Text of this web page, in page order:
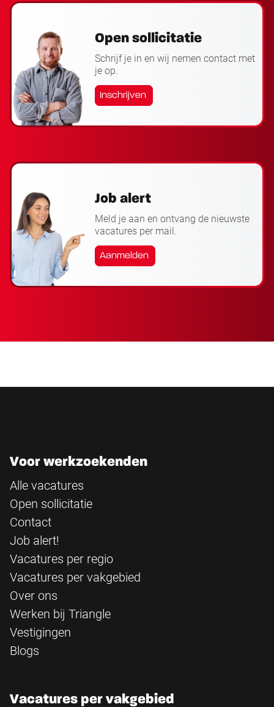
Open sollicitatie
Schrijf je in en wij nemen contact met
je op.
Inschrijven
Job alert
Meld je aan en ontvang de nieuwste
vacatures per mail.
Aanmelden
Voor werkzoekenden
Alle vacatures
Open sollicitatie
Contact
Job alert!
Vacatures per regio
Vacatures per vakgebied
Over ons
Werken bij Triangle
Vestigingen
Blogs
Vacatures per vakgebied